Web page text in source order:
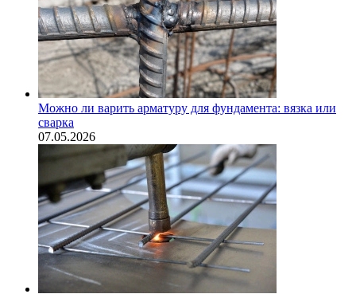
Можно ли варить арматуру для фундамента: вязка или
сварка
07.05.2026